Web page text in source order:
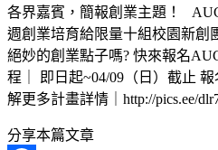
各界嘉賓，簡報創業主題！
週創業培育給限量十組校園新創
絕妙的創業點子嗎? 快來報名
程｜ 即日起~04/09（日）截止 報
解更多計畫詳情｜http://pics.ee/
分享本篇文章